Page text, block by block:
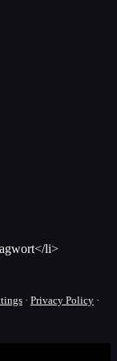
li>
· Privacy Policy ·